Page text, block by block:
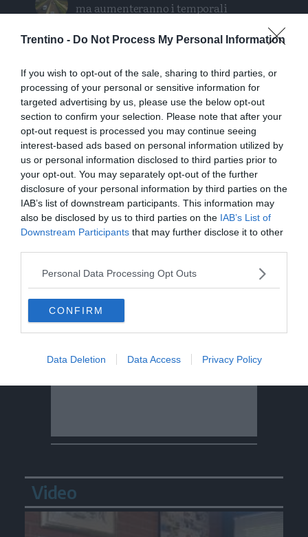
Trentino - Do Not Process My Personal Information
If you wish to opt-out of the sale, sharing to third parties, or
processing of your personal or sensitive information for
targeted advertising by us, please use the below opt-out
section to confirm your selection. Please note that after your
opt-out request is processed you may continue seeing
interest-based ads based on personal information utilized by
us or personal information disclosed to third parties prior to
your opt-out. You may separately opt-out of the further
disclosure of your personal information by third parties on the
IAB’s list of downstream participants. This information may
also be disclosed by us to third parties on the IAB’s List of
Downstream Participants that may further disclose it to other
Personal Data Processing Opt Outs
CONFIRM
Data Deletion Data Access Privacy Policy
ma aumenteranno i temporali
Tragedia in piscina: perde la vita un
Morto Mattia Maestri: aveva 13 anni, in
coma dal 2017 dopo un formaggio
contaminato
Tragedia sul Latemar: quattordicenne
precipita e muore
Video